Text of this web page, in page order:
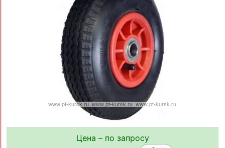
Цена – по запросу